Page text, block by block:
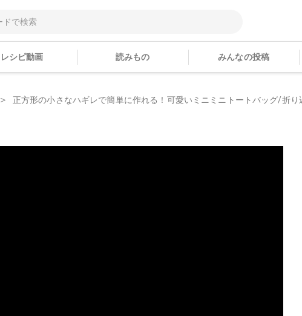
レシピ動画 読みもの みんなの投稿
＞ 正方形の小さなハギレで簡単に作れる！可愛いミニミニトートバッグ/折